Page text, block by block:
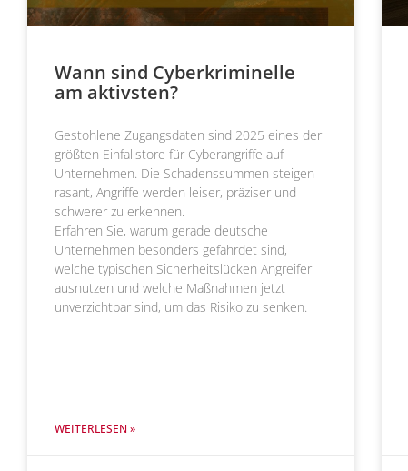
Wann sind Cyberkriminelle
am aktivsten?
Gestohlene Zugangsdaten sind 2025 eines der
größten Einfallstore für Cyberangriffe auf
Unternehmen. Die Schadenssummen steigen
rasant, Angriffe werden leiser, präziser und
schwerer zu erkennen.
Erfahren Sie, warum gerade deutsche
Unternehmen besonders gefährdet sind,
welche typischen Sicherheitslücken Angreifer
ausnutzen und welche Maßnahmen jetzt
unverzichtbar sind, um das Risiko zu senken.
WEITERLESEN »